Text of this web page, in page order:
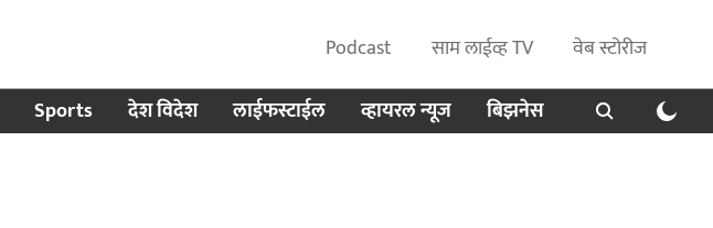
Podcast साम लाईव्ह TV
वेब स्टोरीज
Sports देश विदेश लाईफस्टाईल व्हायरल न्यूज बिझनेस